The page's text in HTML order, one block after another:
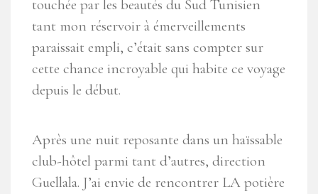
touchée par les beautés du Sud Tunisien
tant mon réservoir à émerveillements
paraissait empli, c’était sans compter sur
cette chance incroyable qui habite ce voyage
depuis le début.
Après une nuit reposante dans un haïssable
club-hôtel parmi tant d’autres, direction
Guellala. J’ai envie de rencontrer LA potière